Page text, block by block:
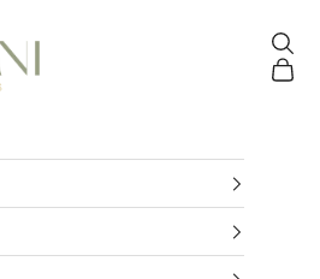
Panier